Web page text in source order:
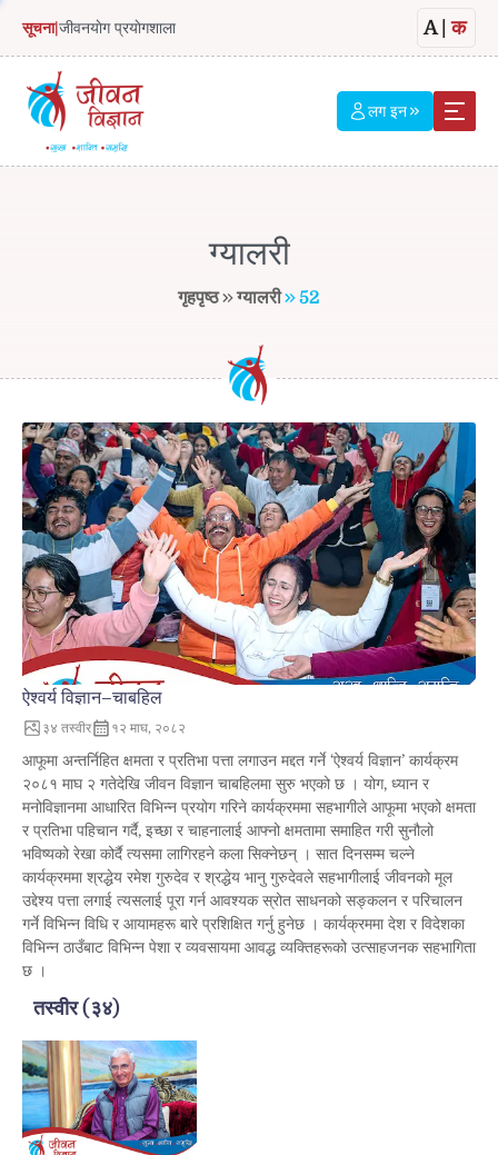
सूचना|जीवनयाेग प्रयाेगशाला A क
लग इन
ग्यालरी
गृहपृष्ठ ग्यालरी 52
ऐश्वर्य विज्ञान–चाबहिल
३४ तस्वीर १२ माघ, २०८२
आफूमा अन्तर्निहित क्षमता र प्रतिभा पत्ता लगाउन मद्दत गर्ने ‘ऐश्वर्य विज्ञान’ कार्यक्रम
२०८१ माघ २ गतेदेखि जीवन विज्ञान चाबहिलमा सुरु भएको छ । योग, ध्यान र
मनोविज्ञानमा आधारित विभिन्न प्रयोग गरिने कार्यक्रममा सहभागीले आफूमा भएको क्षमता
र प्रतिभा पहिचान गर्दै, इच्छा र चाहनालाई आफ्नो क्षमतामा समाहित गरी सुनौलो
भविष्यको रेखा कोर्दै त्यसमा लागिरहने कला सिक्नेछन् । सात दिनसम्म चल्ने
कार्यक्रममा श्रद्धेय रमेश गुरुदेव र श्रद्धेय भानु गुरुदेवले सहभागीलाई जीवनको मूल
उद्देश्य पत्ता लगाई त्यसलाई पूरा गर्न आवश्यक स्रोत साधनको सङ्कलन र परिचालन
गर्ने विभिन्न विधि र आयामहरू बारे प्रशिक्षित गर्नु हुनेछ । कार्यक्रममा देश र विदेशका
विभिन्न ठाउँबाट विभिन्न पेशा र व्यवसायमा आवद्ध व्यक्तिहरूको उत्साहजनक सहभागिता
छ ।
तस्वीर(३४)